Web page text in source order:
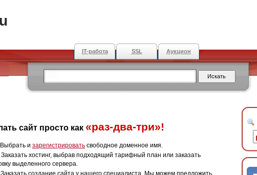
IT-работа SSL Аукцион
сайт просто как «раз-два-три»!
Выбрать и зарегистрировать свободное доменное имя.
Заказать хостинг, выбрав подходящий тарифный план или заказать
выделенного сервера.
Заказать создание сайта у нашего специалиста. Мы можем предложить